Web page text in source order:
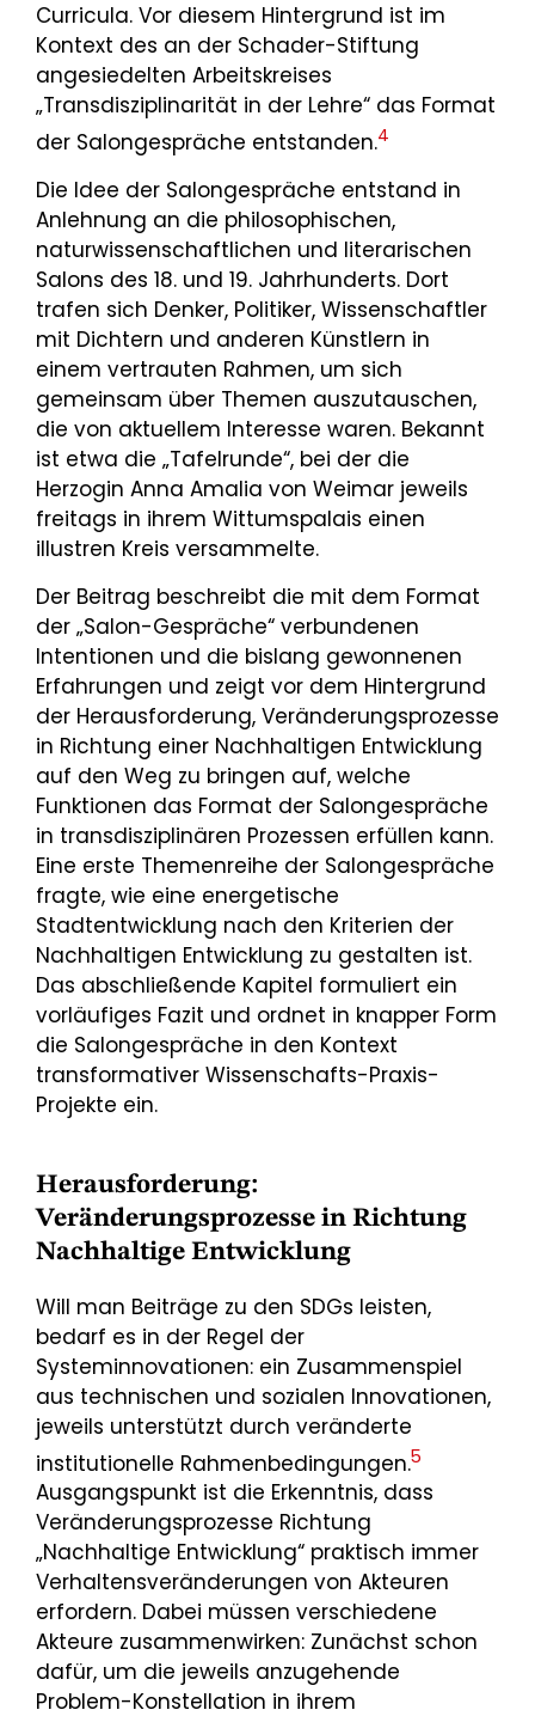
Curricula. Vor diesem Hintergrund ist im
Kontext des an der Schader-Stiftung
angesiedelten Arbeitskreises
„Transdisziplinarität in der Lehre“ das Format
der Salongespräche entstanden.4
Die Idee der Salongespräche entstand in
Anlehnung an die philosophischen,
naturwissenschaftlichen und literarischen
Salons des 18. und 19. Jahrhunderts. Dort
trafen sich Denker, Politiker, Wissenschaftler
mit Dichtern und anderen Künstlern in
einem vertrauten Rahmen, um sich
gemeinsam über Themen auszutauschen,
die von aktuellem Interesse waren. Bekannt
ist etwa die „Tafelrunde“, bei der die
Herzogin Anna Amalia von Weimar jeweils
freitags in ihrem Wittumspalais einen
illustren Kreis versammelte.
Der Beitrag beschreibt die mit dem Format
der „Salon-Gespräche“ verbundenen
Intentionen und die bislang gewonnenen
Erfahrungen und zeigt vor dem Hintergrund
der Herausforderung, Veränderungsprozesse
in Richtung einer Nachhaltigen Entwicklung
auf den Weg zu bringen auf, welche
Funktionen das Format der Salongespräche
in transdisziplinären Prozessen erfüllen kann.
Eine erste Themenreihe der Salongespräche
fragte, wie eine energetische
Stadtentwicklung nach den Kriterien der
Nachhaltigen Entwicklung zu gestalten ist.
Das abschließende Kapitel formuliert ein
vorläufiges Fazit und ordnet in knapper Form
die Salongespräche in den Kontext
transformativer Wissenschafts-Praxis-
Projekte ein.
Herausforderung:
Veränderungsprozesse in Richtung
Nachhaltige Entwicklung
Will man Beiträge zu den SDGs leisten,
bedarf es in der Regel der
Systeminnovationen: ein Zusammenspiel
aus technischen und sozialen Innovationen,
jeweils unterstützt durch veränderte
institutionelle Rahmenbedingungen.5
Ausgangspunkt ist die Erkenntnis, dass
Veränderungsprozesse Richtung
„Nachhaltige Entwicklung“ praktisch immer
Verhaltensveränderungen von Akteuren
erfordern. Dabei müssen verschiedene
Akteure zusammenwirken: Zunächst schon
dafür, um die jeweils anzugehende
Problem-Konstellation in ihrem